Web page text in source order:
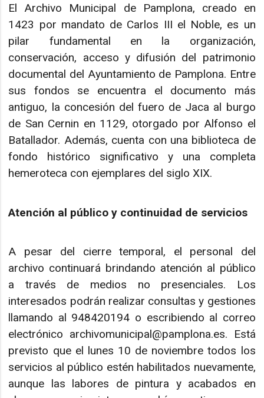
El Archivo Municipal de Pamplona, creado en
1423 por mandato de Carlos III el Noble, es un
pilar fundamental en la organización,
conservación, acceso y difusión del patrimonio
documental del Ayuntamiento de Pamplona. Entre
sus fondos se encuentra el documento más
antiguo, la concesión del fuero de Jaca al burgo
de San Cernin en 1129, otorgado por Alfonso el
Batallador. Además, cuenta con una biblioteca de
fondo histórico significativo y una completa
hemeroteca con ejemplares del siglo XIX.
Atención al público y continuidad de servicios
A pesar del cierre temporal, el personal del
archivo continuará brindando atención al público
a través de medios no presenciales. Los
interesados podrán realizar consultas y gestiones
llamando al 948420194 o escribiendo al correo
electrónico archivomunicipal@pamplona.es. Está
previsto que el lunes 10 de noviembre todos los
servicios al público estén habilitados nuevamente,
aunque las labores de pintura y acabados en